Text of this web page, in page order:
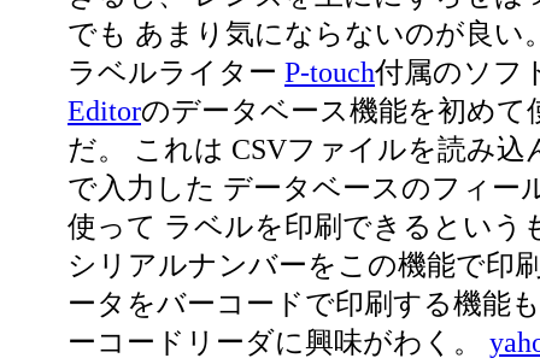
でも あまり気にならないのが良い
ラベルライター P-touch付属のソフ
Editorのデータベース機能を初めて
だ。 これは CSVファイルを読み込
で入力した データベースのフィー
使って ラベルを印刷できるという
シリアルナンバーをこの機能で印
ータをバーコードで印刷する機能
ーコードリーダに興味がわく。